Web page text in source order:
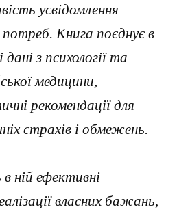
усвідомлення
потреб. Книга поєднує в
дані з психології та
медицини,
рекомендації для
страхів і обмежень.
ній ефективні
власних бажань,